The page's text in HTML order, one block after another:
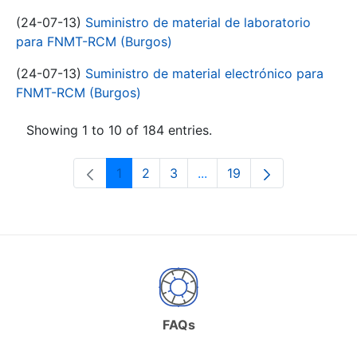
(24-07-13) Suministro de material de laboratorio
para FNMT-RCM (Burgos)
(24-07-13) Suministro de material electrónico para
FNMT-RCM (Burgos)
Showing 1 to 10 of 184 entries.
Page
1 Page
2 Page
3 ...Intermediate Pages Use
Page
19
FAQs